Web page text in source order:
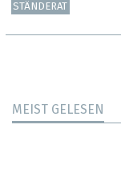
STÄNDERAT
MEIST GELESEN